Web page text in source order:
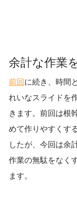
余計な作業
前回に続き、時間
れいなスライドを
きます。前回は根
めて作りやすくす
したが、今回は余
作業の無駄をなく
ます。